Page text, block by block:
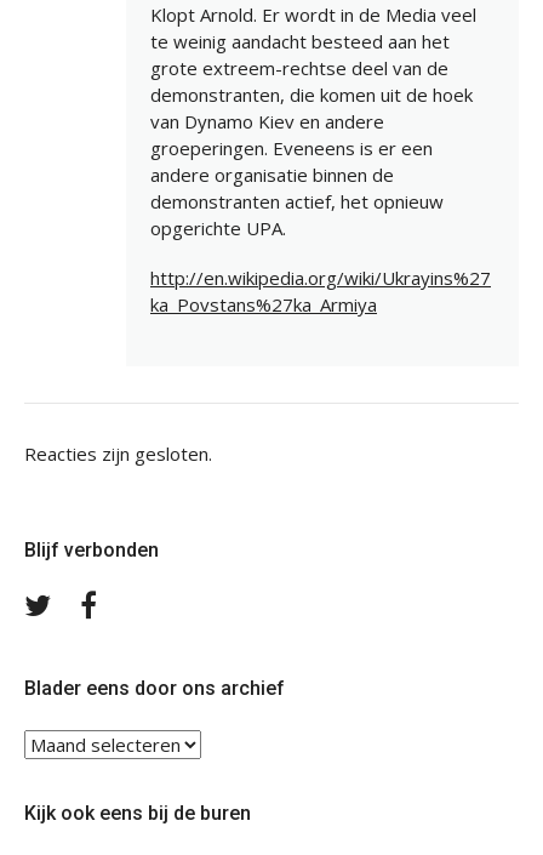
Klopt Arnold. Er wordt in de Media veel
te weinig aandacht besteed aan het
grote extreem-rechtse deel van de
demonstranten, die komen uit de hoek
van Dynamo Kiev en andere
groeperingen. Eveneens is er een
andere organisatie binnen de
demonstranten actief, het opnieuw
opgerichte UPA.
http://en.wikipedia.org/wiki/Ukrayins%27
ka_Povstans%27ka_Armiya
Reacties zijn gesloten.
Blijf verbonden
Volg
Blader eens door ons archief
Blader
ons
Kijk ook eens bij de buren